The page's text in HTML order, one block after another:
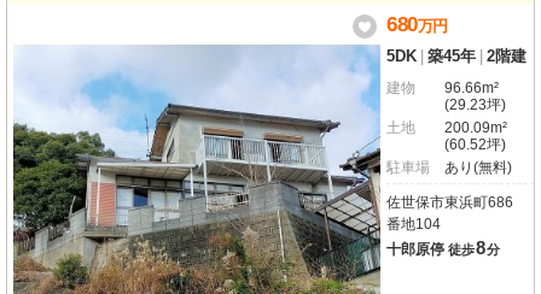
680万円
5DK 築45年 2階建
建物
96.66m²
(29.23坪)
土地
200.09m²
(60.52坪)
駐車場
あり(無料)
佐世保市東浜町686
番地104
十郎原停 徒歩8分